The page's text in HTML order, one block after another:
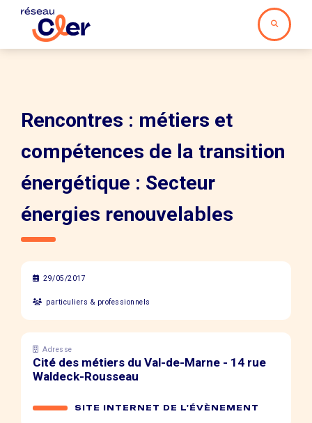
Rencontres : métiers et
compétences de la transition
énergétique : Secteur
énergies renouvelables
29/05/2017
particuliers & professionnels
Adresse
Cité des métiers du Val-de-Marne - 14 rue
Waldeck-Rousseau
SITE INTERNET DE L'ÉVÈNEMENT